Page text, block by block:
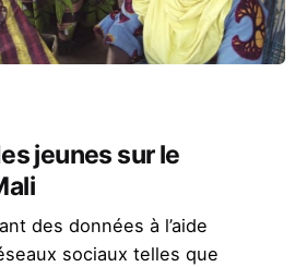
jeunes sur le
des données à l’aide
sociaux telles que